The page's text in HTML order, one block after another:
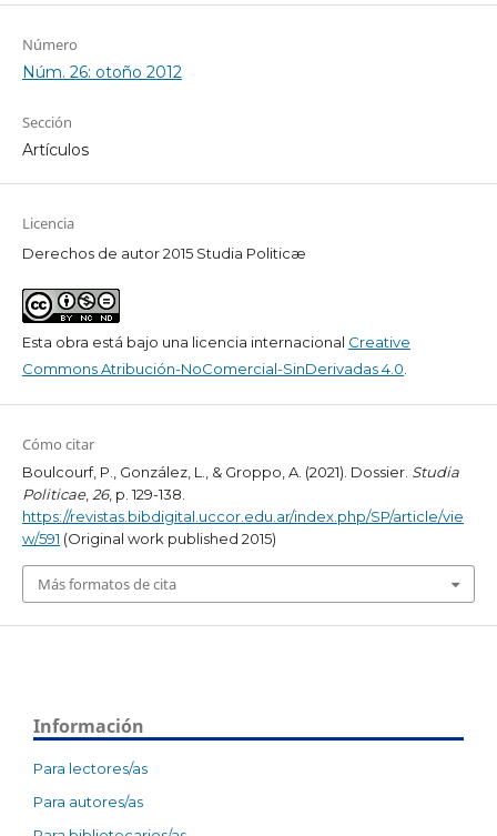
Número
Núm. 26: otoño 2012
Sección
Artículos
Licencia
Derechos de autor 2015 Studia Politicæ
Esta obra está bajo una licencia internacional Creative
Commons Atribución-NoComercial-SinDerivadas 4.0.
Cómo citar
Boulcourf, P., González, L., & Groppo, A. (2021). Dossier. Studia
Politicae,26, p. 129-138.
https://revistas.bibdigital.uccor.edu.ar/index.php/SP/article/vie
w/591 (Original work published 2015)
Más formatos de cita
Información
Para lectores/as
Para autores/as